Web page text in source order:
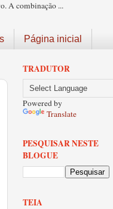
A combinação ...
Página inicial
TRADUTOR
Powered by
Translate
PESQUISAR NESTE
BLOGUE
TEIA